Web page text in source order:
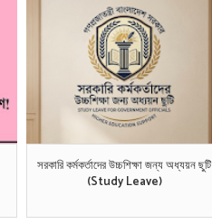
সরকারি কর্মকর্তাদের উচ্চশিক্ষা জন্য অধ্যয়ন ছুটি
(Study Leave)